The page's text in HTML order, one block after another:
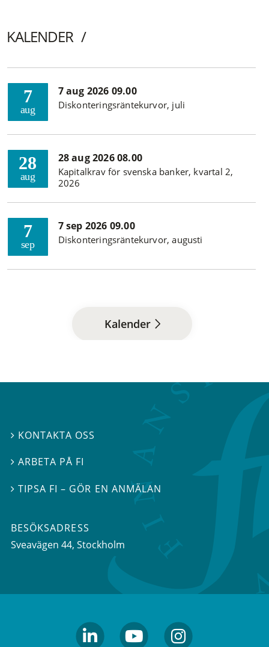
KALENDER
7
aug
7 aug 2026 09.00
Diskonteringsräntekurvor, juli
28
aug
28 aug 2026 08.00
Kapitalkrav för svenska banker, kvartal 2,
2026
7
sep
7 sep 2026 09.00
Diskonteringsräntekurvor, augusti
Kalender
 KONTAKTA OSS
ARBETA PÅ FI
TIPSA FI – GÖR EN ANMÄLAN
BESÖKSADRESS
Sveavägen 44, Stockholm